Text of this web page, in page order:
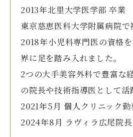
2013年北里大学医学部 卒業
東京慈恵医科大学附属病院
2018年小児科専門医の資格
界に足を踏み入れました。
2つの大手美容外科で豊富な
の院長や技術指導医として活
2021年5月 個人クリニック勤
2024年8月 ラヴィラ広尾院長